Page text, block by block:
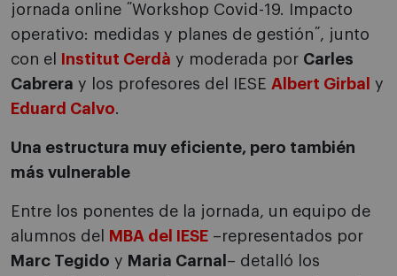
jornada online ˝Workshop Covid-19. Impacto
operativo: medidas y planes de gestión˝, junto
con el
Institut Cerdà y moderada por Carles
Cabrera y los profesores del IESE Albert Girbal
y
Eduard Calvo.
Una estructura muy eficiente, pero también
más vulnerable
Entre los ponentes de la jornada, un equipo de
alumnos del
MBA del IESE –representados por
Marc Tegido y Maria Carnal – detalló los